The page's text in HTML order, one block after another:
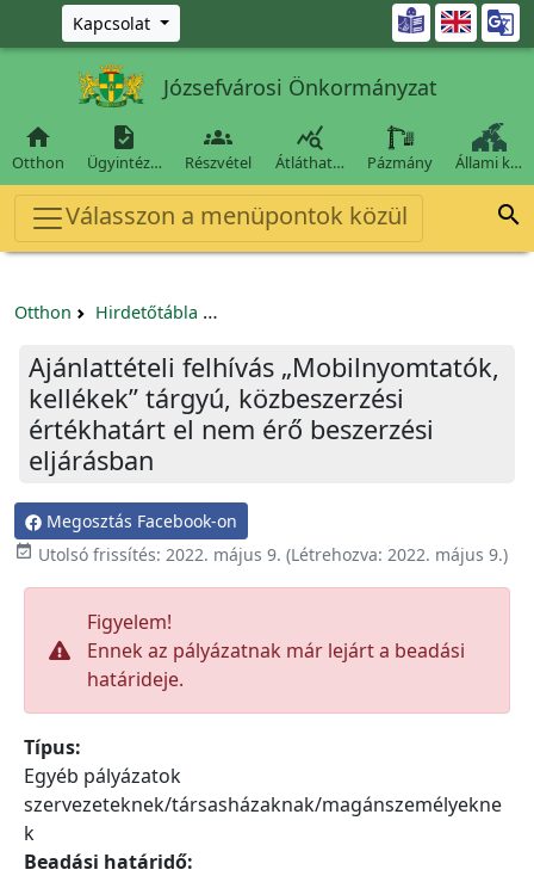
Ugrás a fő tartalomra
Kapcsolat 
Józsefvárosi Önkormányzat

Otthon

Ügyintéz…

Részvétel

Átláthat… Pázmány Állami k…
Válasszon a menüpontok közül 
Otthon Hirdetőtábla
Ajánlattételi felhívás „Mobilnyomtatók,
kellékek” tárgyú, közbeszerzési
értékhatárt el nem érő beszerzési
eljárásban
Megosztás Facebook-on
 Utolsó frissítés: 2022. május 9. (Létrehozva: 2022. május 9.)
Figyelem!
Ennek az pályázatnak már lejárt a beadási
határideje.
Típus:
Egyéb pályázatok
szervezeteknek/társasházaknak/magánszemélyekne
k
Beadási határidő: